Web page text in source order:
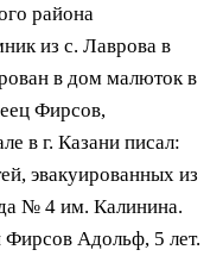
района
из с. Лаврова в
в дом малюток в
Фирсов,
в г. Казани писал:
эвакуированных из
№ 4 им. Калинина.
Адольф, 5 лет.